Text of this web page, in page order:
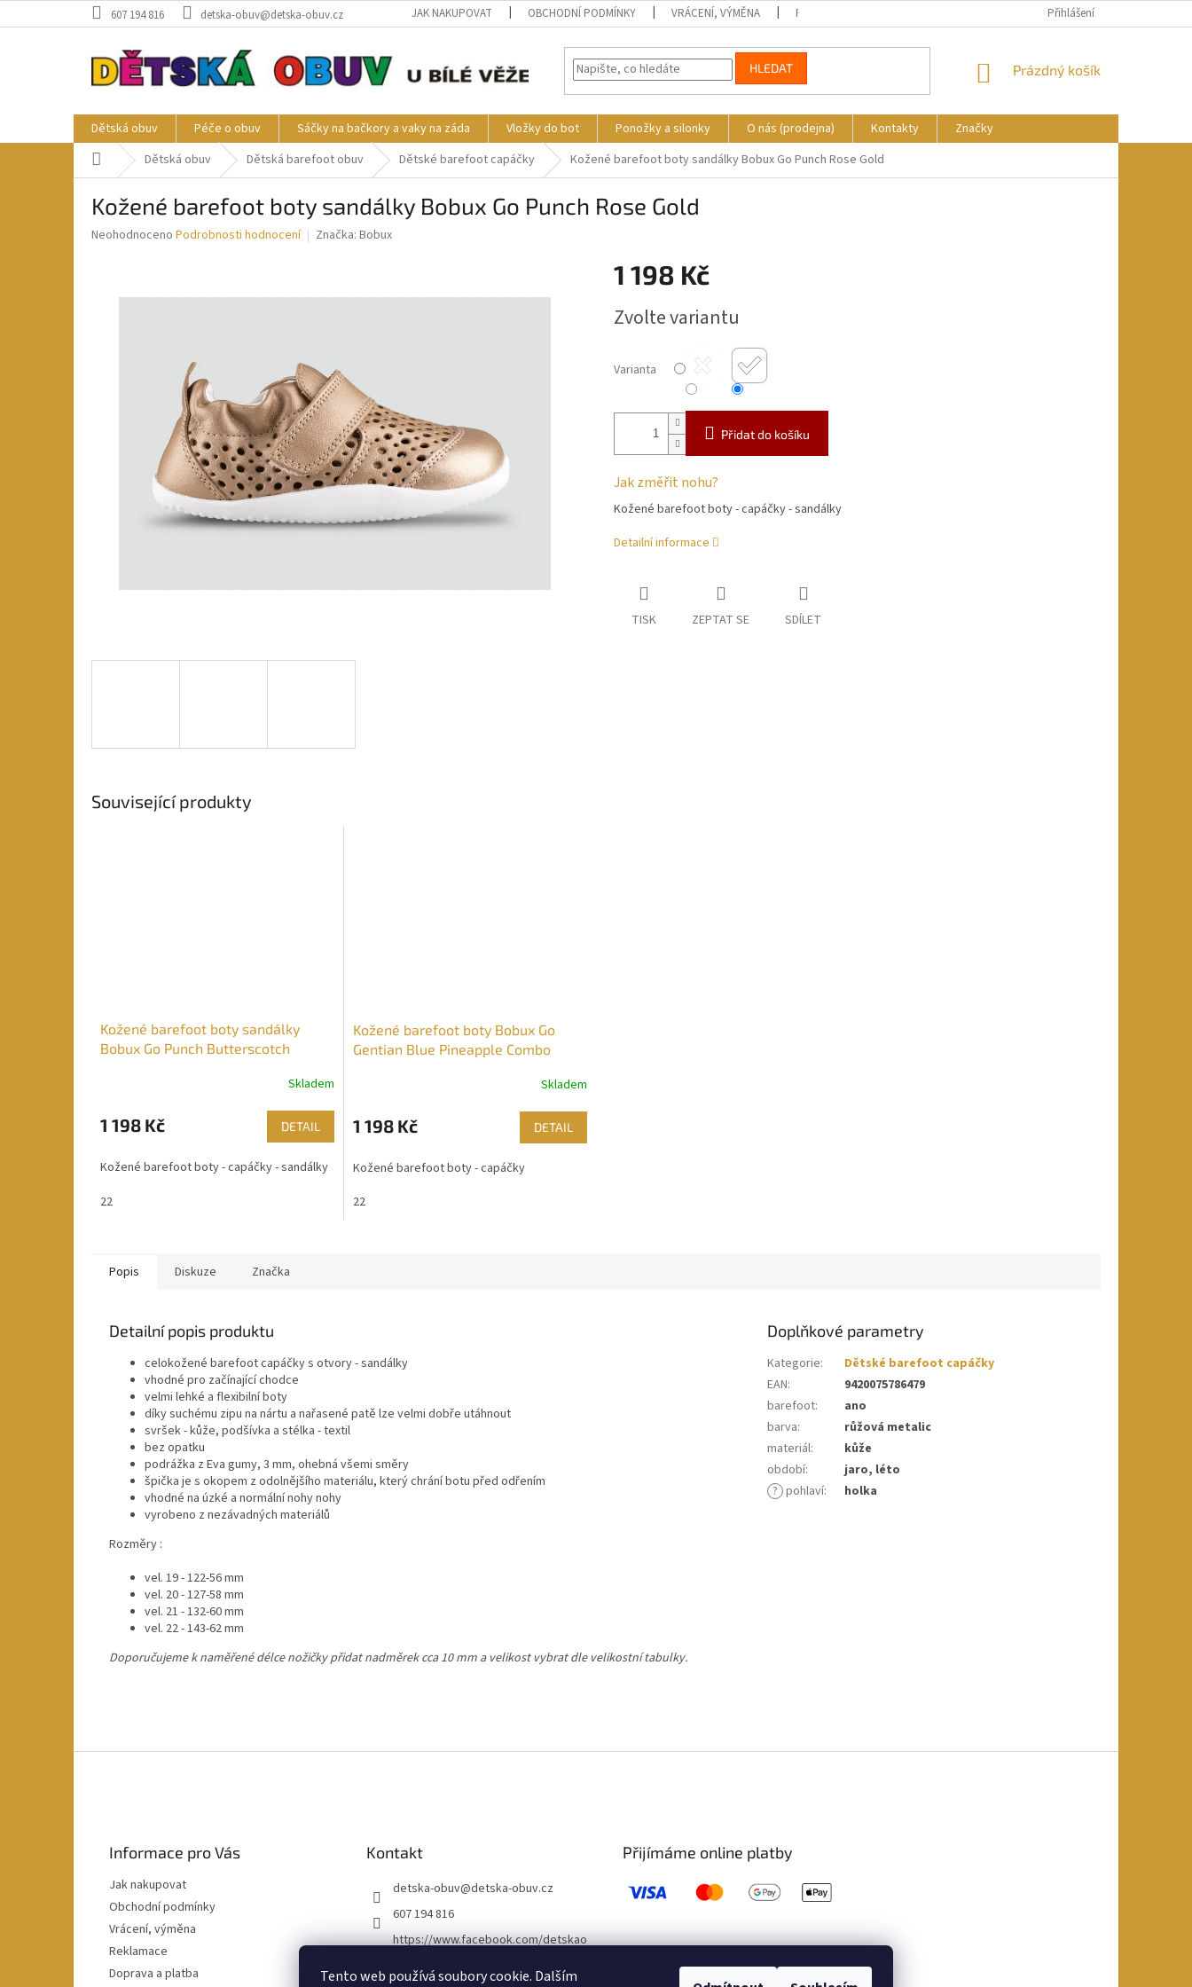
Tento web používá soubory cookie. Dalším
na
607 194 816 detska-obuv@detska-obuv.cz JAK NAKUPOVAT OBCHODNÍ PODMÍNKY VRÁCENÍ, VÝMĚNA REKLAMACE KDE NÁS NAJDETE
Přihlášení
HLEDAT
NÁKUPNÍ
Prázdný košík
Dětská obuv Péče o obuv Sáčky na bačkory a vaky na záda Vložky do bot Ponožky a silonky O nás (prodejna) Kontakty
Značky
Domů Dětská obuv Dětská barefoot obuv Dětské barefoot capáčky Kožené barefoot boty sandálky Bobux Go Punch Rose Gold
Kožené barefoot boty sandálky Bobux Go Punch Rose Gold
Průměrné
Neohodnoceno Podrobnosti hodnocení Značka: Bobux
1 198 Kč
cena:
Zvolte variantu
Varianta
Přidat do košíku
Jak změřit nohu?
Kožené barefoot boty - capáčky - sandálky
Detailní informace
TISK ZEPTAT SE SDÍLET
Související produkty
Kožené barefoot boty sandálky
Bobux Go Punch Butterscotch
Skladem
1 198 Kč DETAIL
Kožené barefoot boty - capáčky - sandálky
22
Kožené barefoot boty Bobux Go
Gentian Blue Pineapple Combo
Skladem
1 198 Kč DETAIL
Kožené barefoot boty - capáčky
22
Popis Diskuze Značka
Detailní popis produktu
celokožené barefoot capáčky s otvory - sandálky
vhodné pro začínající chodce
velmi lehké a flexibilní boty
díky suchému zipu na nártu a nařasené patě lze velmi dobře utáhnout
svršek - kůže, podšívka a stélka - textil
bez opatku
podrážka z Eva gumy, 3 mm, ohebná všemi směry
špička je s okopem z odolnějšího materiálu, který chrání botu před odřením
vhodné na úzké a normální nohy nohy
vyrobeno z nezávadných materiálů
Rozměry :
vel. 19 - 122-56 mm
vel. 20 - 127-58 mm
vel. 21 - 132-60 mm
vel. 22 - 143-62 mm
Doporučujeme k naměřené délce nožičky přidat nadměrek cca 10 mm a velikost vybrat dle velikostní tabulky.
Doplňkové parametry
Kategorie:
Dětské barefoot capáčky
EAN:
9420075786479
barefoot:
ano
barva:
růžová metalic
materiál:
kůže
období:
jaro, léto
? pohlaví: holka
Informace pro Vás
Jak nakupovat
Obchodní podmínky
Vrácení, výměna
Reklamace
Doprava a platba
Kontakt
detska-obuv@detska-obuv.cz
607 194 816
https://www.facebook.com/detskao
detskaobuvubileveze
Přijímáme online platby